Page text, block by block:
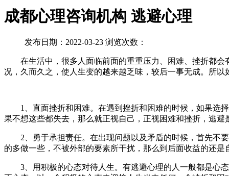
成都心理咨询机构 逃避心理
发布日期：2022-03-23 浏览次数：
在生活中，很多人面临前面的重重压力、困难、挫折都会
况，久而久之，使人生变的越来越乏味，较后一事无成。所
1、直面挫折和困难。在遇到挫折和困难的时候，如果选择
果不想这些都失去，那么就正视自己，正视困难和挫折，逃
2、勇于承担责任。在出现问题以及矛盾的时候，首先不要
的多做一些，不被外部的要素所干扰，那么到后面收益的还是
3、用积极的心态对待人生。有逃避心理的人一般都是心态